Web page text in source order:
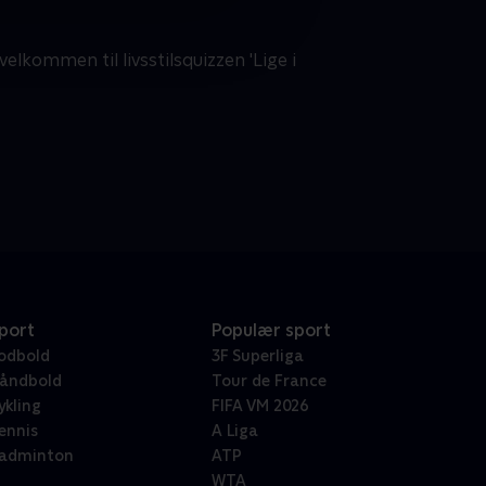
til livsstilsquizzen 'Lige i
Populær sport
3F Superliga
Tour de France
FIFA VM 2026
A Liga
ATP
WTA